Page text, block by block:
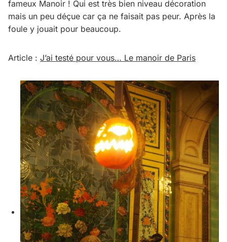
fameux Manoir ! Qui est très bien niveau décoration
mais un peu déçue car ça ne faisait pas peur. Après la
foule y jouait pour beaucoup.
Article : J’ai testé pour vous… Le manoir de Paris